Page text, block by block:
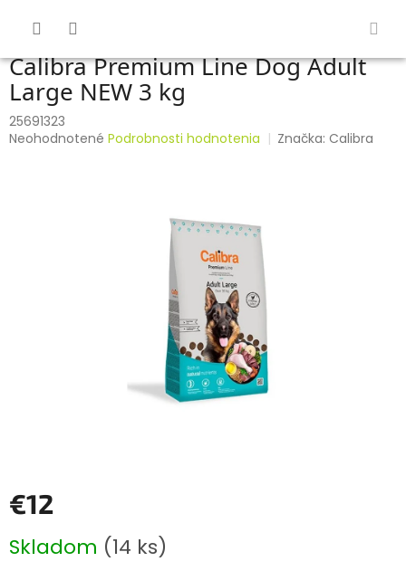
Calibra Premium Line Dog Adult
Large NEW 3 kg
25691323
Priemerné
Neohodnotené Podrobnosti hodnotenia Značka:Calibra
€12
cena:
Skladom (14 ks)